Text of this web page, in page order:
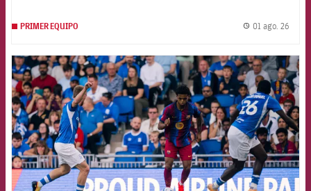
PRIMER EQUIPO 01 ago. 26
FCB Barcelona badge